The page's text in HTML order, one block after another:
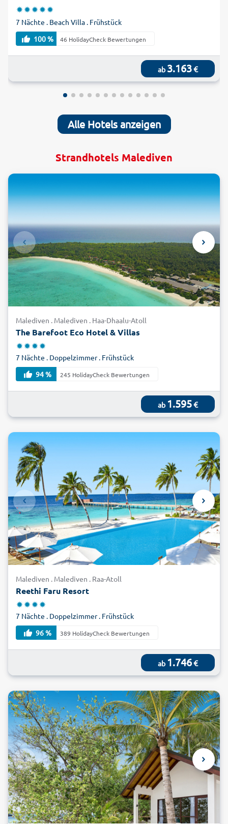
7 Nächte . Beach Villa . Frühstück
100 %
46 HolidayCheck Bewertungen
ab 3.163€
Alle Hotels anzeigen
Strandhotels Malediven
Malediven . Malediven . Haa-Dhaalu-Atoll
The Barefoot Eco Hotel & Villas
7 Nächte . Doppelzimmer . Frühstück
94 %
245 HolidayCheck Bewertungen
ab 1.595€
Malediven . Malediven . Raa-Atoll
Reethi Faru Resort
7 Nächte . Doppelzimmer . Frühstück
96 %
389 HolidayCheck Bewertungen
ab 1.746€